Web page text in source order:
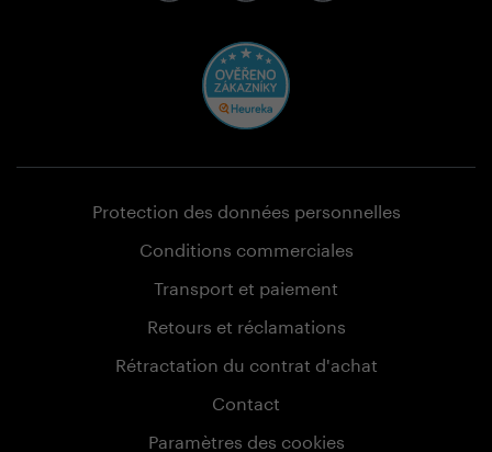
Protection des données personnelles
Conditions commerciales
Transport et paiement
Retours et réclamations
Rétractation du contrat d'achat
Contact
Paramètres des cookies